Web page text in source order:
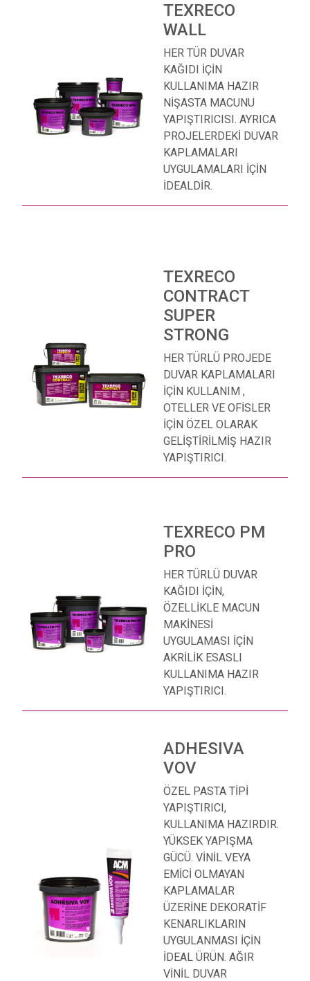
TEXRECO
WALL
HER TÜR DUVAR
KAĞIDI İÇİN
KULLANIMA HAZIR
NİŞASTA MACUNU
YAPIŞTIRICISI. AYRICA
PROJELERDEKİ DUVAR
KAPLAMALARI
UYGULAMALARI İÇİN
İDEALDİR.
TEXRECO
CONTRACT
SUPER
STRONG
HER TÜRLÜ PROJEDE
DUVAR KAPLAMALARI
İÇİN KULLANIM ,
OTELLER VE OFİSLER
İÇİN ÖZEL OLARAK
GELİŞTİRİLMİŞ HAZIR
YAPIŞTIRICI.
TEXRECO PM
PRO
HER TÜRLÜ DUVAR
KAĞIDI İÇİN,
ÖZELLİKLE MACUN
MAKİNESİ
UYGULAMASI İÇİN
AKRİLİK ESASLI
KULLANIMA HAZIR
YAPIŞTIRICI.
ADHESIVA
VOV
ÖZEL PASTA TİPİ
YAPIŞTIRICI,
KULLANIMA HAZIRDIR.
YÜKSEK YAPIŞMA
GÜCÜ. VİNİL VEYA
EMİCİ OLMAYAN
KAPLAMALAR
ÜZERİNE DEKORATİF
KENARLIKLARIN
UYGULANMASI İÇİN
İDEAL ÜRÜN. AĞIR
VİNİL DUVAR